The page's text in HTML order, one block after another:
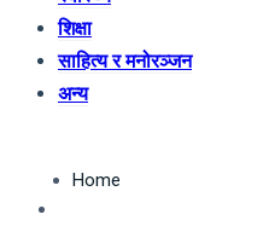
शिक्षा
साहित्य र मनोरञ्जन
अन्य
Home